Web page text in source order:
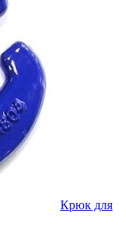
Крюк для